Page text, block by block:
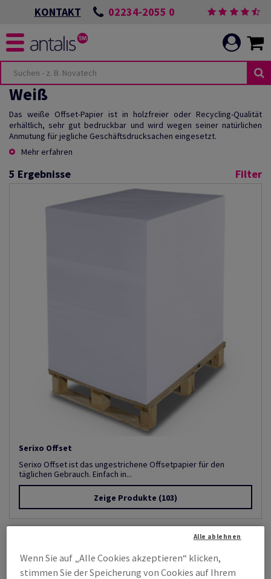
KONTAKT 02234-2055 0
Weiß
Das weiße Offset-Papier ist in holzfreier oder Recycling-Qualität
erhältlich, sehr gut bedruckbar und wird wegen seiner natürlichen
Anmutung für jegliche Geschäftsdrucksachen eingesetzt.
Mehr erfahren
5 Ergebnisse Filter
Serixo Offset
Serixo Offset ist das ungestrichene Offsetpapier für den
täglichen Gebrauch. Einfach in...
Zeige Produkte (103)
Wenn Sie auf „Alle Cookies akzeptieren“ klicken,
stimmen Sie der Speicherung von Cookies auf Ihrem
Alle ablehnen